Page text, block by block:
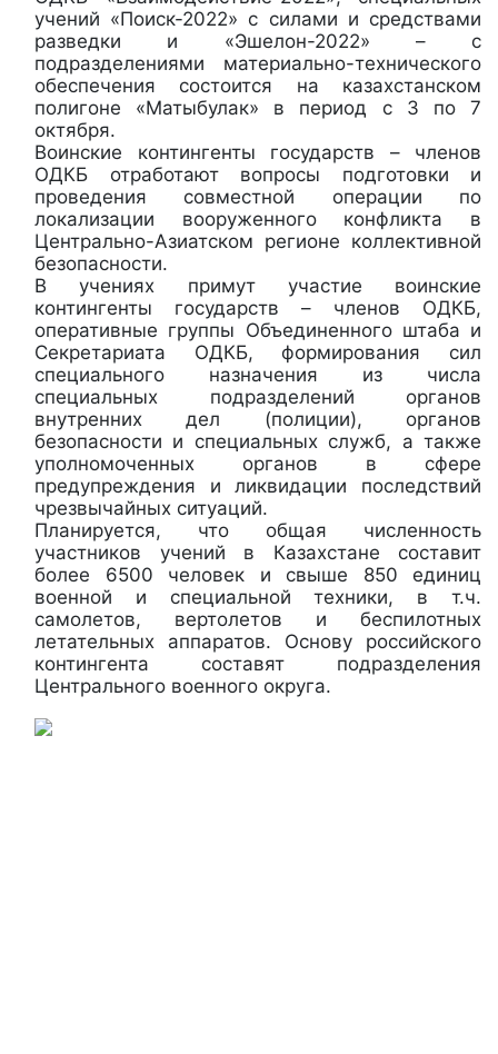
учений «Поиск-2022» с силами и средствами
разведки и «Эшелон-2022» – с
подразделениями материально-технического
обеспечения состоится на казахстанском
полигоне «Матыбулак» в период с 3 по 7
октября.
Воинские контингенты государств – членов
ОДКБ отработают вопросы подготовки и
проведения совместной операции по
локализации вооруженного конфликта в
Центрально-Азиатском регионе коллективной
безопасности.
В учениях примут участие воинские
контингенты государств – членов ОДКБ,
оперативные группы Объединенного штаба и
Секретариата ОДКБ, формирования сил
специального назначения из числа
специальных подразделений органов
внутренних дел (полиции), органов
безопасности и специальных служб, а также
уполномоченных органов в сфере
предупреждения и ликвидации последствий
чрезвычайных ситуаций.
Планируется, что общая численность
участников учений в Казахстане составит
более 6500 человек и свыше 850 единиц
военной и специальной техники, в т.ч.
самолетов, вертолетов и беспилотных
летательных аппаратов. Основу российского
контингента составят подразделения
Центрального военного округа.